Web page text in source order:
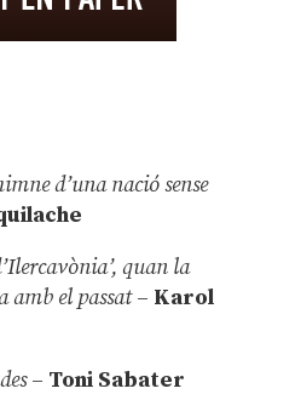
d’una nació sense
quan la
amb el passat– Karol
– Toni Sabater